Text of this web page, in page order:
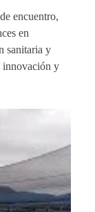
encuentro,
en
sanitaria y
innovación y